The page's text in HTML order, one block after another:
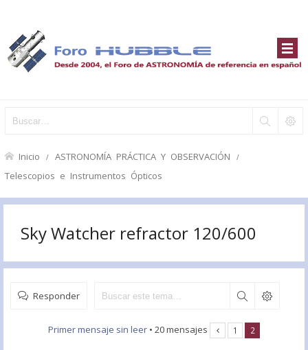
Inicio ASTRONOMÍA PRÁCTICA Y OBSERVACIÓN
Telescopios e Instrumentos Ópticos
Sky Watcher refractor 120/600
Responder
Primer mensaje sin leer • 20 mensajes 1 2